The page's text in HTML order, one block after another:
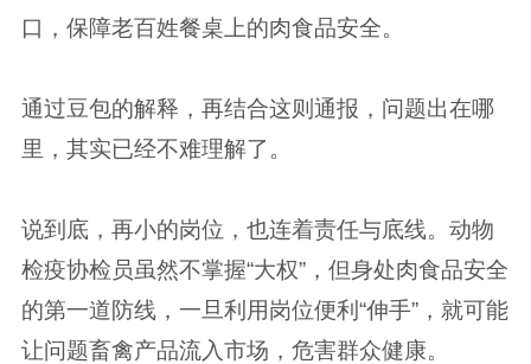
口，保障老百姓餐桌上的肉食品安全。
通过豆包的解释，再结合这则通报，问题出在哪
里，其实已经不难理解了。
说到底，再小的岗位，也连着责任与底线。动物
检疫协检员虽然不掌握“大权”，但身处肉食品安全
的第一道防线，一旦利用岗位便利“伸手”，就可能
让问题畜禽产品流入市场，危害群众健康。